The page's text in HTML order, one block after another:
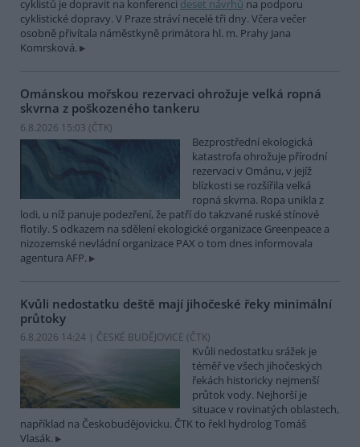
cyklistů je dopravit na konferenci deset návrhů na podporu
cyklistické dopravy. V Praze stráví necelé tři dny. Včera večer
osobně přivítala náměstkyně primátora hl. m. Prahy Jana
Komrsková.
Ománskou mořskou rezervaci ohrožuje velká ropná
skvrna z poškozeného tankeru
6.8.2026 15:03 (ČTK)
Bezprostřední ekologická
katastrofa ohrožuje přírodní
rezervaci v Ománu, v jejíž
blízkosti se rozšířila velká
ropná skvrna. Ropa unikla z
lodi, u níž panuje podezření, že patří do takzvané ruské stínové
flotily. S odkazem na sdělení ekologické organizace Greenpeace a
nizozemské nevládní organizace PAX o tom dnes informovala
agentura AFP.
Kvůli nedostatku deště mají jihočeské řeky minimální
průtoky
6.8.2026 14:24 | ČESKÉ BUDĚJOVICE (ČTK)
Kvůli nedostatku srážek je
téměř ve všech jihočeských
řekách historicky nejmenší
průtok vody. Nejhorší je
situace v rovinatých oblastech,
například na Českobudějovicku. ČTK to řekl hydrolog Tomáš
Vlasák.